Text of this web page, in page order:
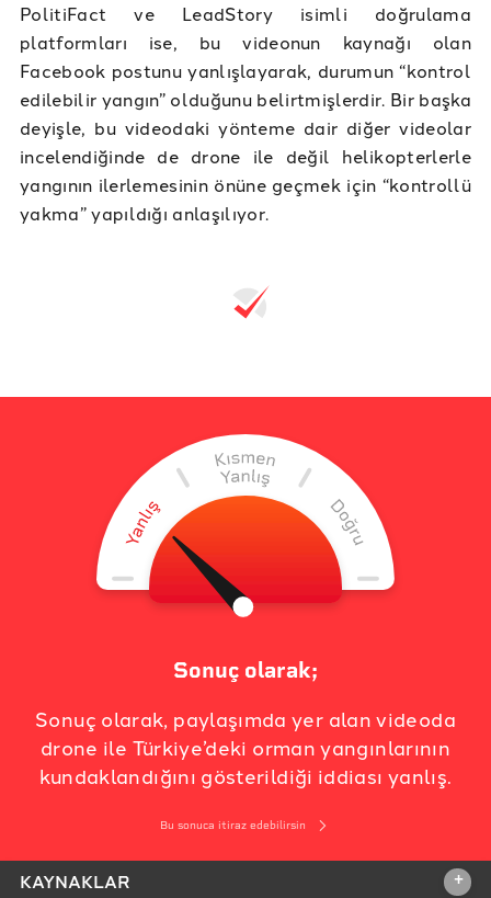
PolitiFact ve LeadStory isimli doğrulama
platformları ise, bu videonun kaynağı olan
Facebook postunu yanlışlayarak, durumun “kontrol
edilebilir yangın” olduğunu belirtmişlerdir. Bir başka
deyişle, bu videodaki yönteme dair diğer videolar
incelendiğinde de drone ile değil helikopterlerle
yangının ilerlemesinin önüne geçmek için “kontrollü
yakma” yapıldığı anlaşılıyor.
Sonuç olarak;
Sonuç olarak, paylaşımda yer alan videoda
drone ile Türkiye’deki orman yangınlarının
kundaklandığını gösterildiği iddiası yanlış.
Bu sonuca itiraz edebilirsin
KAYNAKLAR +